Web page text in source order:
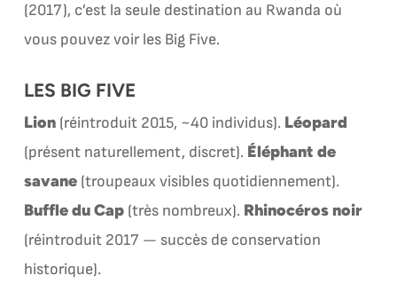
(2017), c’est la seule destination au Rwanda où
vous pouvez voir les Big Five.
LES BIG FIVE
Lion(réintroduit 2015, ~40 individus). Léopard
(présent naturellement, discret). Éléphant de
savane(troupeaux visibles quotidiennement).
Buffle du Cap(très nombreux). Rhinocéros noir
(réintroduit 2017 — succès de conservation
historique).